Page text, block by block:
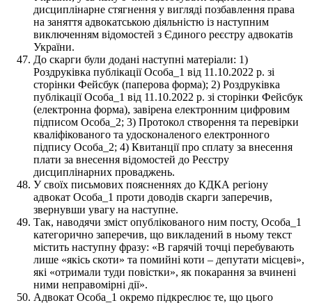
дисциплінарне стягнення у вигляді позбавлення права
на заняття адвокатською діяльністю із наступним
виключенням відомостей з Єдиного реєстру адвокатів
України.
До скарги були додані наступні матеріали: 1)
Роздруківка публікації Особа_1 від 11.10.2022 р. зі
сторінки Фейсбук (паперова форма); 2) Роздруківка
публікації Особа_1 від 11.10.2022 р. зі сторінки Фейсбук
(електронна форма), завірена електронним цифровим
підписом Особа_2; 3) Протокол створення та перевірки
кваліфікованого та удосконаленого електронного
підпису Особа_2; 4) Квитанції про сплату за внесення
плати за внесення відомостей до Реєстру
дисциплінарних проваджень.
У своїх письмових поясненнях до КДКА регіону
адвокат Особа_1 проти доводів скарги заперечив,
звернувши увагу на наступне.
Так, наводячи зміст опублікованого ним посту, Особа_1
категорично заперечив, що викладений в ньому текст
містить наступну фразу: «В гарячій точці перебувають
лише «якісь скоти» та помийні коти – депутати місцеві»,
які «отримали туди повістки», як покарання за вчинені
ними неправомірні дії».
Адвокат Особа_1 окремо підкреслює те, що цього